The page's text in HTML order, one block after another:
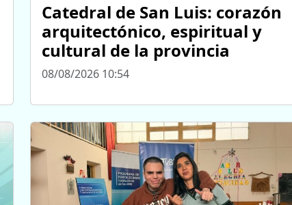
Catedral de San Luis: corazón
arquitectónico, espiritual y
cultural de la provincia
08/08/2026 10:54